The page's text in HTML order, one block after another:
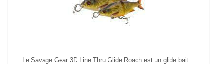
Le Savage Gear 3D Line Thru Glide Roach est un glide bait